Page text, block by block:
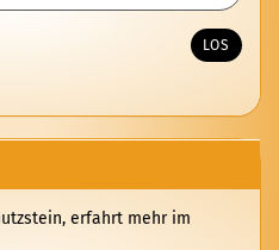
LOS
erfahrt mehr im